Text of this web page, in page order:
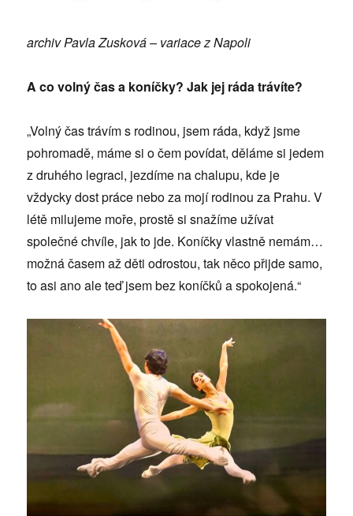
archiv Pavla Zusková – variace z Napoli
A co volný čas a koníčky? Jak jej ráda trávíte?
„Volný čas trávím s rodinou, jsem ráda, když jsme
pohromadě, máme si o čem povídat, děláme si jedem
z druhého legraci, jezdíme na chalupu, kde je
vždycky dost práce nebo za mojí rodinou za Prahu. V
létě milujeme moře, prostě si snažíme užívat
společné chvíle, jak to jde. Koníčky vlastně nemám…
možná časem až děti odrostou, tak něco přijde samo,
to asi ano ale teď jsem bez koníčků a spokojená.“